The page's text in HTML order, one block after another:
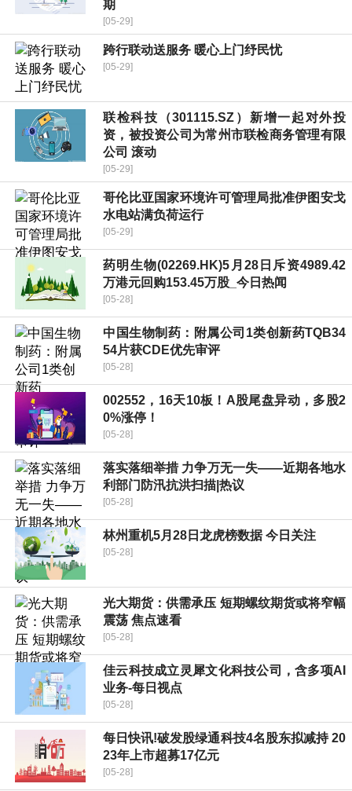
期
[05-29]
跨行联动送服务 暖心上门纾民忧
[05-29]
联检科技（301115.SZ）新增一起对外投
资，被投资公司为常州市联检商务管理有限
公司 滚动
[05-29]
哥伦比亚国家环境许可管理局批准伊图安戈
水电站满负荷运行
[05-29]
药明生物(02269.HK)5月28日斥资4989.42
万港元回购153.45万股_今日热闻
[05-28]
中国生物制药：附属公司1类创新药TQB34
54片获CDE优先审评
[05-28]
002552，16天10板！A股尾盘异动，多股2
0%涨停！
[05-28]
落实落细举措 力争万无一失——近期各地水
利部门防汛抗洪扫描|热议
[05-28]
林州重机5月28日龙虎榜数据 今日关注
[05-28]
光大期货：供需承压 短期螺纹期货或将窄幅
震荡 焦点速看
[05-28]
佳云科技成立灵犀文化科技公司，含多项AI
业务-每日视点
[05-28]
每日快讯!破发股绿通科技4名股东拟减持 20
23年上市超募17亿元
[05-28]